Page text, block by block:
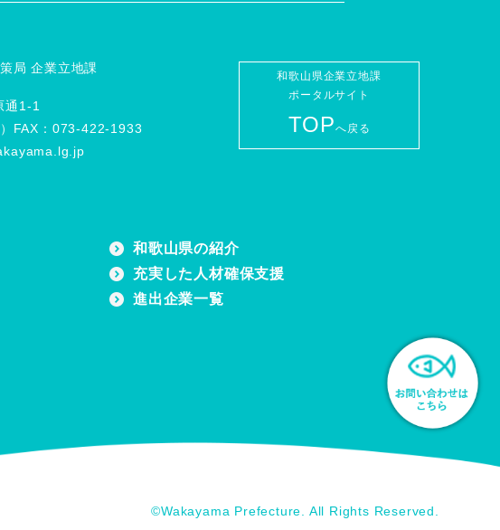
局 企業立地課
通1-1
FAX：073-422-1933
和歌山県企業立地課
ポータルサイト
TOPへ戻る
和歌山県の紹介
充実した人材確保支援
進出企業一覧
©︎Wakayama Prefecture. All Rights Reserved.